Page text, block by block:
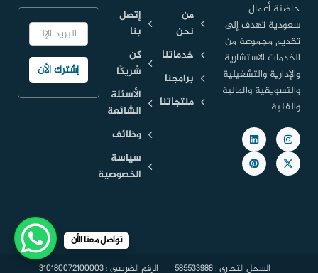
حاضنة أعمال
سعودية تهدف إلى
تقديم مجموعة من
الخدمات الاستشارية
والإدارية والتشغيلية
والتسويقية والمالية
والفنية
من
نحن
خدماتنا
برامجنا
منتجاتنا
إتصل
بنا
كن
شريكًا
الأسئلة
الشائعة
وظائف
سياسة
الخصوصية
السجل التجاري : 585533986 الرقم الضريبي : 310180072100003
تواصل معنا الأن